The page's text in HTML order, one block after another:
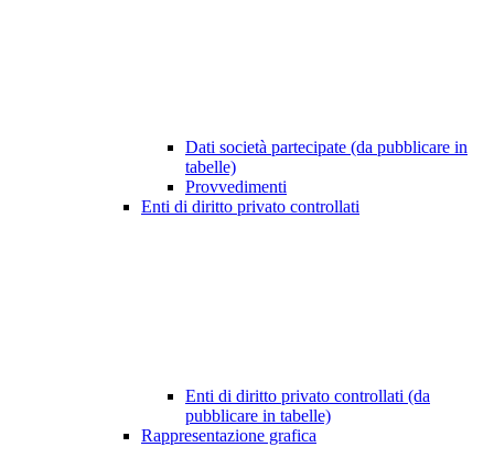
Dati società partecipate (da pubblicare in
tabelle)
Provvedimenti
Enti di diritto privato controllati
Enti di diritto privato controllati (da
pubblicare in tabelle)
Rappresentazione grafica